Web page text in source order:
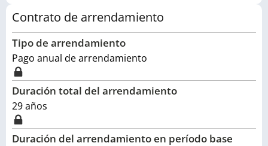
Contrato de arrendamiento
Tipo de arrendamiento
Pago anual de arrendamiento
Duración total del arrendamiento
29años
Duración del arrendamiento en período base